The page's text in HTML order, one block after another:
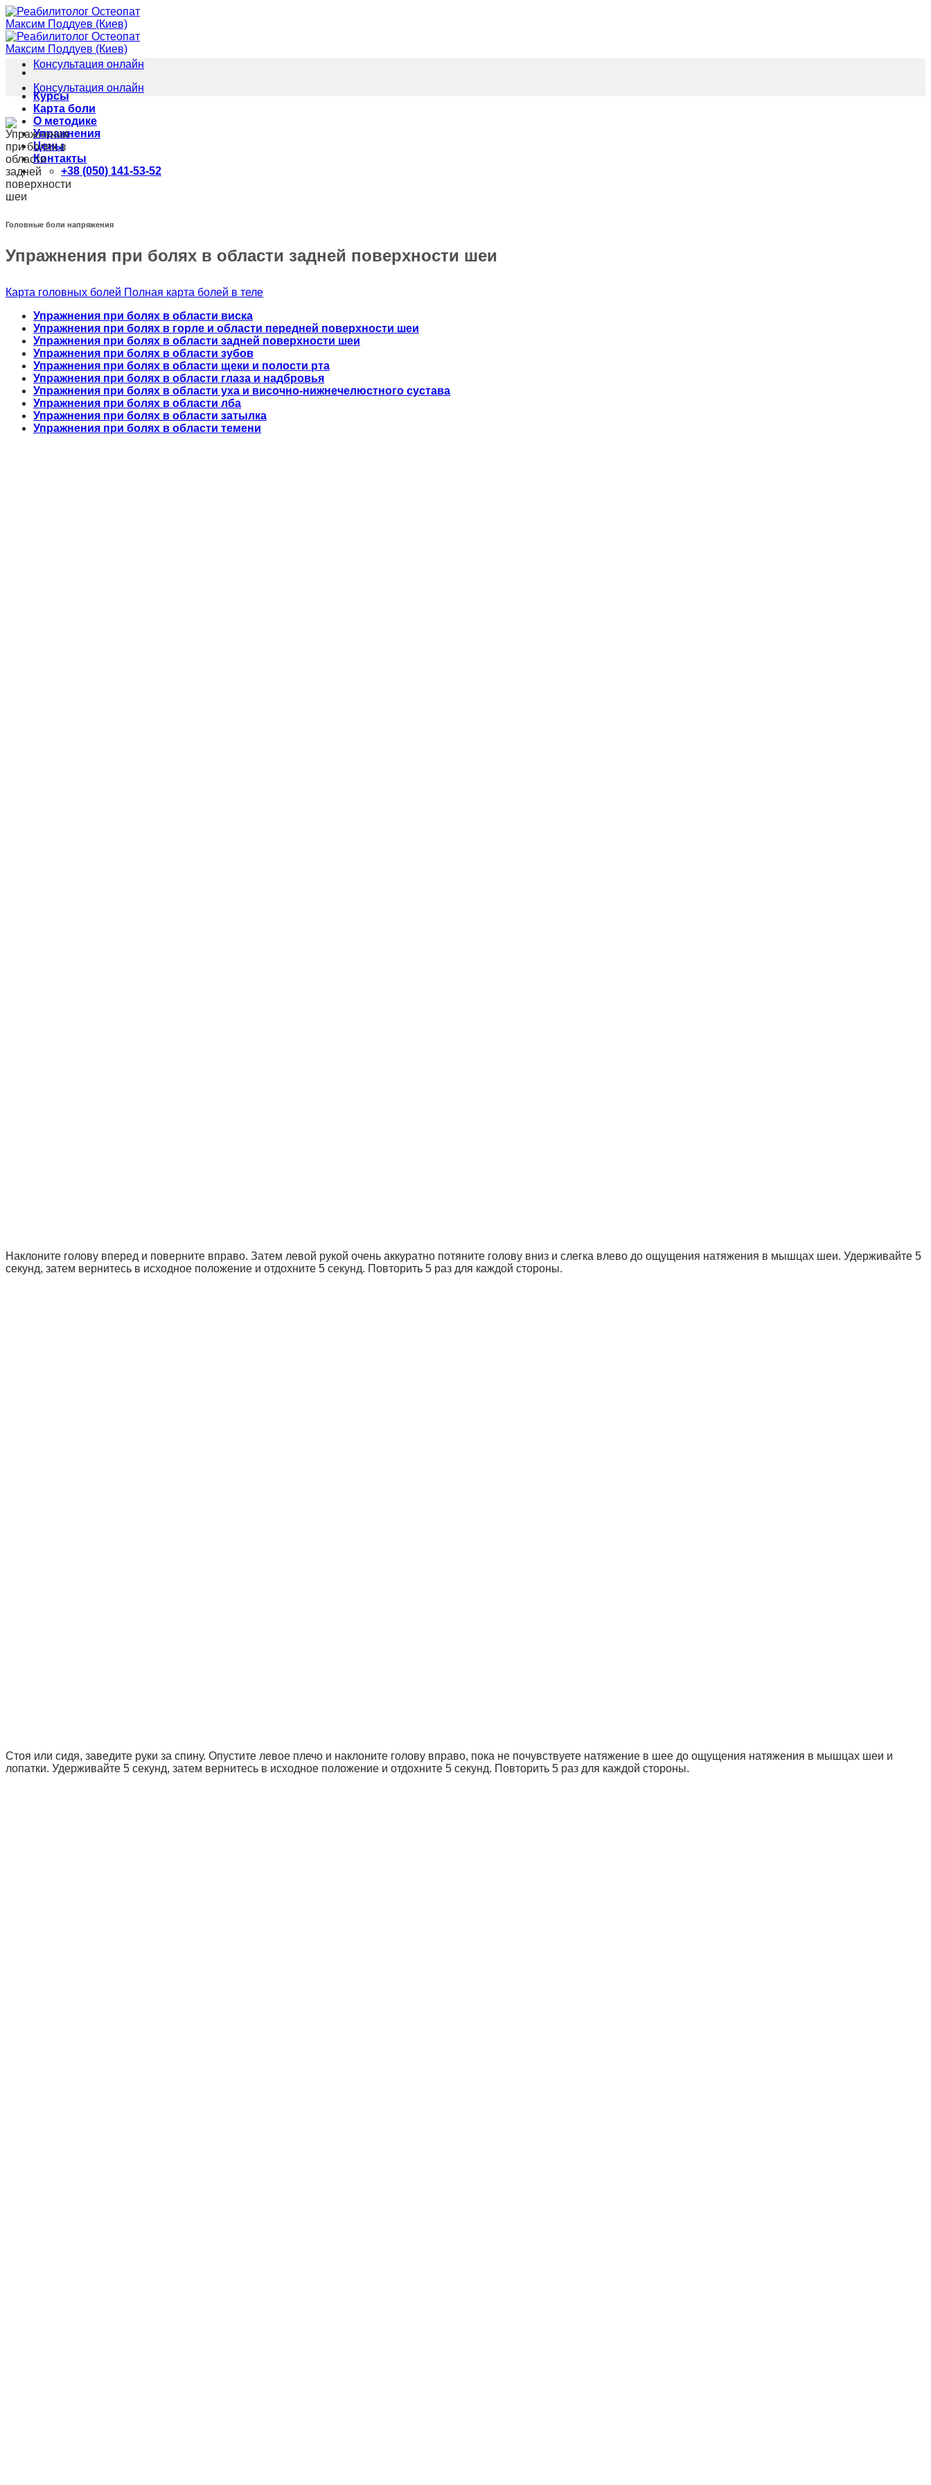
Skip
to
content
Курсы
Карта боли
О методике
Упражнения
Цены
Контакты
+38 (050) 141-53-52
Консультация онлайн
Консультация онлайн
Головные боли напряжения
Упражнения при болях в области задней поверхности шеи
Карта головных болей Полная карта болей в теле
Упражнения при болях в области виска
Упражнения при болях в горле и области передней поверхности шеи
Упражнения при болях в области задней поверхности шеи
Упражнения при болях в области зубов
Упражнения при болях в области щеки и полости рта
Упражнения при болях в области глаза и надбровья
Упражнения при болях в области уха и височно-нижнечелюстного сустава
Упражнения при болях в области лба
Упражнения при болях в области затылка
Упражнения при болях в области темени
Наклоните голову вперед и поверните вправо. Затем левой рукой очень аккуратно потяните голову вниз и слегка влево до ощущения натяжения в мышцах шеи. Удерживайте 5
секунд, затем вернитесь в исходное положение и отдохните 5 секунд. Повторить 5 раз для каждой стороны.
Стоя или сидя, заведите руки за спину. Опустите левое плечо и наклоните голову вправо, пока не почувствуете натяжение в шее до ощущения натяжения в мышцах шеи и
лопатки. Удерживайте 5 секунд, затем вернитесь в исходное положение и отдохните 5 секунд. Повторить 5 раз для каждой стороны.